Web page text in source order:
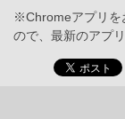
※Chromeアプリを
ので、最新のアプ